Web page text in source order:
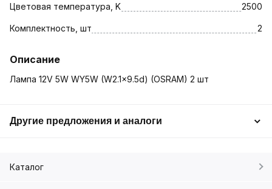
Цветовая температура, K 2500
Комплектность, шт 2
Описание
Лампа 12V 5W WY5W (W2.1x9.5d) (OSRAM) 2 шт
Другие предложения и аналоги
Каталог